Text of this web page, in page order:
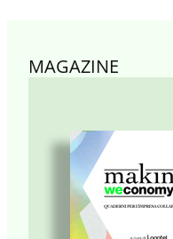
MAGAZINE